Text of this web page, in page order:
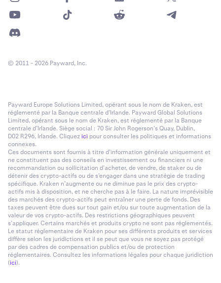
© 2011 - 2026 Payward, Inc.
Payward Europe Solutions Limited, opérant sous le nom de Kraken, est
réglementé par la Banque centrale d’Irlande. Payward Global Solutions
Limited, opérant sous le nom de Kraken, est réglementé par la Banque
centrale d’Irlande. Siège social : 70 Sir John Rogerson’s Quay, Dublin,
D02 R296, Irlande. Cliquezici pour consulter les politiques et informations
connexes.
Ces documents sont fournis à titre d’information générale uniquement et
ne constituent pas des conseils en investissement ou financiers ni une
recommandation ou sollicitation d’acheter, de vendre, de staker ou de
détenir des crypto-actifs ou de s’engager dans une stratégie de trading
spécifique. Kraken n’augmente ou ne diminue pas le prix des crypto-
actifs mis à disposition, et ne cherche pas à le faire. La nature imprévisible
des marchés des crypto-actifs peut entraîner une perte de fonds. Des
taxes peuvent être dues sur tout gain et/ou sur toute augmentation de la
valeur de vos crypto-actifs. Des restrictions géographiques peuvent
s’appliquer. Certains marchés et produits crypto ne sont pas réglementés.
Le statut réglementaire de Kraken pour ses différents produits et services
diffère selon les juridictions et il se peut que vous ne soyez pas protégé
par des cadres de compensation publics et/ou de protection
réglementaires. Consultez les informations légales pour chaque juridiction
(ici).